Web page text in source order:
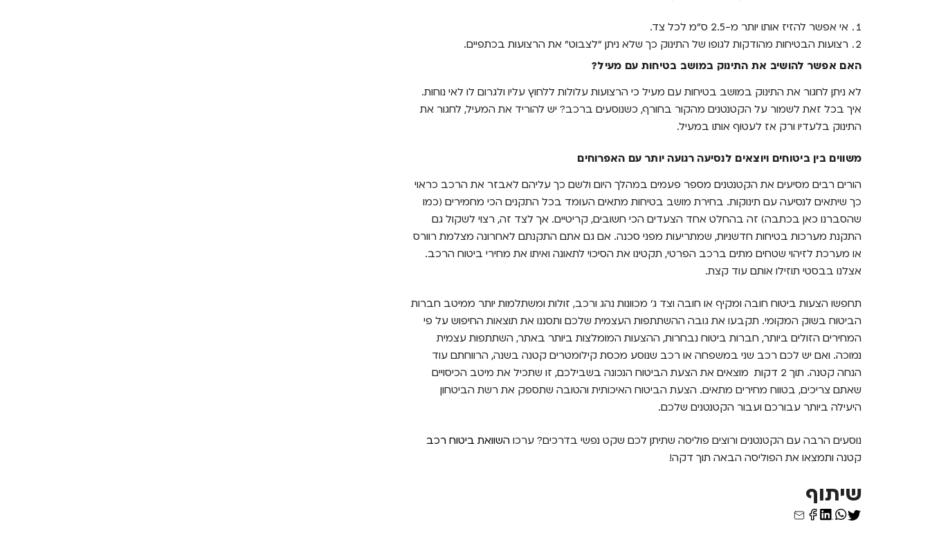
אי אפשר להזיז אותו יותר מ-2.5 ס"מ לכל צד.
רצועות הבטיחות מהודקות לגופו של התינוק כך שלא ניתן "לצבוט" את הרצועות בכתפיים.
האם אפשר להושיב את התינוק במושב בטיחות עם מעיל?
לא ניתן לחגור את התינוק במושב בטיחות עם מעיל כי הרצועות עלולות ללחוץ עליו ולגרום לו לאי נוחות.
איך בכל זאת לשמור על הקטנטנים מהקור בחורף, כשנוסעים ברכב? יש להוריד את המעיל, לחגור את
התינוק בלעדיו ורק אז לעטוף אותו במעיל.
משווים בין ביטוחים ויוצאים לנסיעה רגועה יותר עם האפרוחים
הורים רבים מסיעים את הקטנטנים מספר פעמים במהלך היום ולשם כך עליהם לאבזר את הרכב כראוי
כך שיתאים לנסיעה עם תינוקות. בחירת מושב בטיחות מתאים העומד בכל התקנים הכי מחמירים (כמו
שהסברנו כאן בכתבה) זה בהחלט אחד הצעדים הכי חשובים, קריטיים. אך לצד זה, רצוי לשקול גם
התקנת מערכות בטיחות חדשניות, שמתריעות מפני סכנה. אם גם אתם התקנתם לאחרונה מצלמת רוורס
או מערכת לזיהוי שטחים מתים ברכב הפרטי, תקטינו את הסיכוי לתאונה ואיתו את מחירי ביטוח הרכב.
אצלנו בבסטי תוזילו אותם עוד קצת.
תחפשו הצעות ביטוח חובה ומקיף או חובה וצד ג' מכוונות נהג ורכב, זולות ומשתלמות יותר ממיטב חברות
הביטוח בשוק המקומי. תקבעו את גובה ההשתתפות העצמית שלכם ותסננו את תוצאות החיפוש על פי
המחירים הזולים ביותר, חברות ביטוח נבחרות, ההצעות המומלצות ביותר באתר, השתתפות עצמית
נמוכה. ואם יש לכם רכב שני במשפחה או רכב שנוסע מכסת קילומטרים קטנה בשנה, הרווחתם עוד
הנחה קטנה. תוך 2 דקות מוצאים את הצעת הביטוח הנכונה בשבילכם, זו שתכיל את מיטב הכיסויים
שאתם צריכים, בטווח מחירים מתאים. הצעת הביטוח האיכותית והטובה שתספק את רשת הביטחון
היעילה ביותר עבורכם ועבור הקטנטנים שלכם.
נוסעים הרבה עם הקטנטנים ורוצים פוליסה שתיתן לכם שקט נפשי בדרכים? ערכו השוואת ביטוח רכב
קטנה ותמצאו את הפוליסה הבאה תוך דקה!
שיתוף